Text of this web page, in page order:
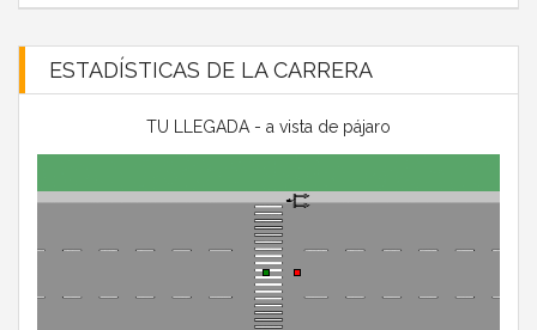
ESTADÍSTICAS DE LA CARRERA
TU LLEGADA - a vista de pájaro